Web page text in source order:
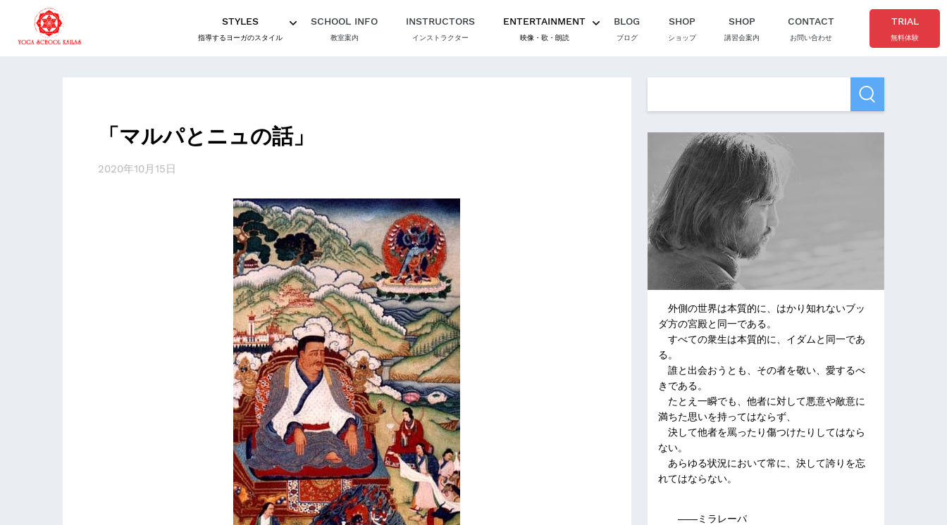
STYLES
指導するヨーガのスタイル
SCHOOL INFO
教室案内
INSTRUCTORS
インストラクター
ENTERTAINMENT
映像・歌・朗読
BLOG
ブログ
SHOP
ショップ
SHOP
講習会案内
CONTACT
お問い合わせ
TRIAL
無料体験
「マルパとニュの話」
2020年10月15日
外側の世界は本質的に、はかり知れないブッ
ダ方の宮殿と同一である。
すべての衆生は本質的に、イダムと同一であ
る。
誰と出会おうとも、その者を敬い、愛するべ
きである。
たとえ一瞬でも、他者に対して悪意や敵意に
満ちた思いを持ってはならず、
決して他者を罵ったり傷つけたりしてはなら
ない。
あらゆる状況において常に、決して誇りを忘
れてはならない。
――ミラレーパ